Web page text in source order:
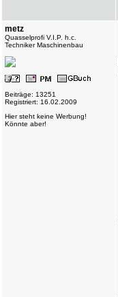
metz
Quasselprofi V.I.P. h.c.
Techniker Maschinenbau
Beiträge: 13251
Registriert: 16.02.2009
Hier steht keine Werbung!
Könnte aber!